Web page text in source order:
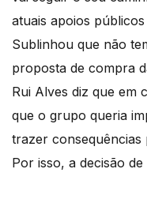
atuais apoios
Sublinhou que não
proposta de compra
Rui Alves diz que em
que o grupo queria
trazer consequências
Por isso, a decisão